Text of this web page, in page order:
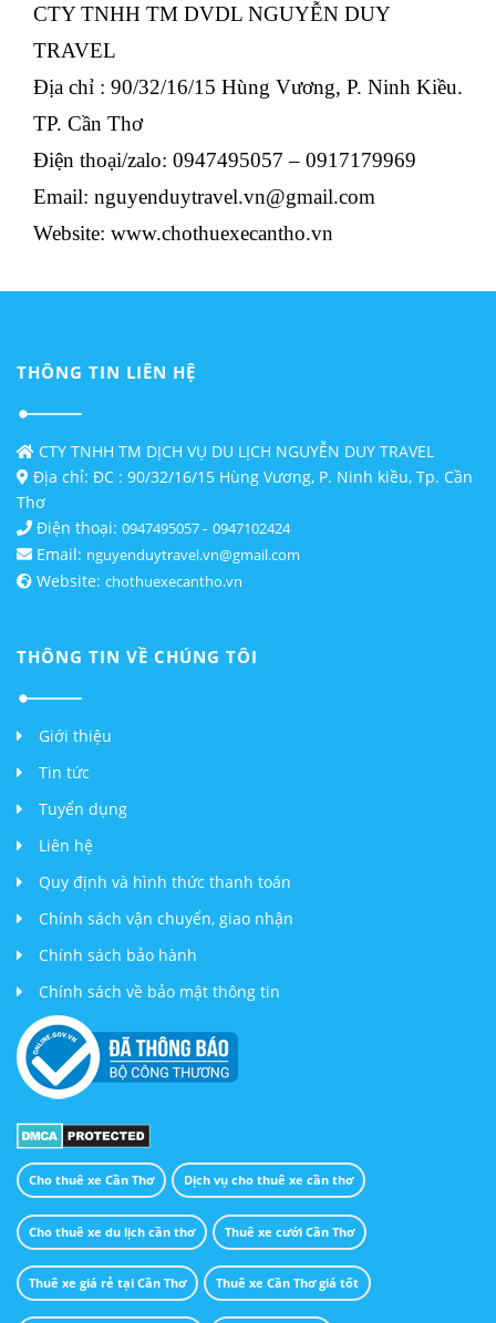
CTY TNHH TM DVDL NGUYỄN DUY
TRAVEL
Địa chỉ : 90/32/16/15 Hùng Vương, P. Ninh Kiều.
TP. Cần Thơ
Điện thoại/zalo: 0947495057 – 0917179969
Email: nguyenduytravel.vn@gmail.com
Website: www.chothuexecantho.vn
THÔNG TIN LIÊN HỆ
CTY TNHH TM DỊCH VỤ DU LỊCH NGUYỄN DUY TRAVEL
Địa chỉ: ĐC : 90/32/16/15 Hùng Vương, P. Ninh kiều, Tp. Cần
Thơ
Điện thoại: 0947495057- 0947102424
Email: nguyenduytravel.vn@gmail.com
Website: chothuexecantho.vn
THÔNG TIN VỀ CHÚNG TÔI
Giới thiệu
Tin tức
Tuyển dụng
Liên hệ
Quy định và hình thức thanh toán
Chính sách vận chuyển, giao nhận
Chính sách bảo hành
Chính sách về bảo mật thông tin
Cho thuê xe Cần Thơ Dịch vụ cho thuê xe cần thơ
Cho thuê xe du lịch cần thơ Thuê xe cưới Cần Thơ
Thuê xe giá rẻ tại Cần Thơ Thuê xe Cần Thơ giá tốt